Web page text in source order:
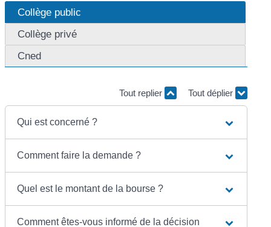
Collège public
Collège privé
Cned
Tout replier Tout déplier
Qui est concerné ?
Comment faire la demande ?
Quel est le montant de la bourse ?
Comment êtes-vous informé de la décision